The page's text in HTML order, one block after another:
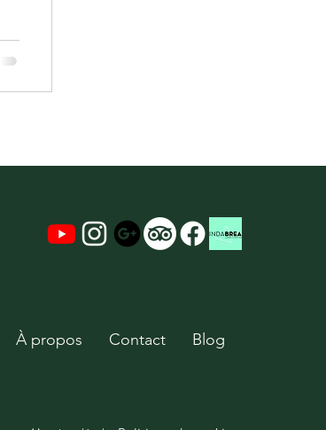
À propos Contact Blog